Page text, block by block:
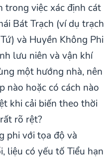
trong việc xác định cát
Bát Trạch (ví dụ trạch
và Huyền Không Phi
lưu niên và vận khí
một hướng nhà, nên
nào hoặc có cách nào
khi cải biến theo thời
rõ rệt?
phi với tọa độ và
liệu có yếu tố Tiểu hạn